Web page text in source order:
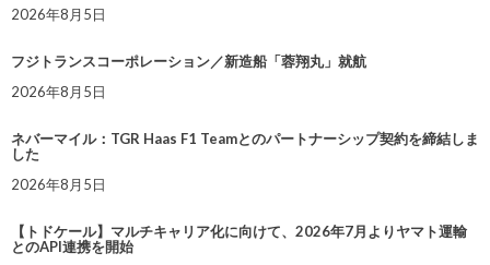
2026年8月5日
フジトランスコーポレーション／新造船「蓉翔丸」就航
2026年8月5日
ネバーマイル：TGR Haas F1 Teamとのパートナーシップ契約を締結しま
した
2026年8月5日
【トドケール】マルチキャリア化に向けて、2026年7月よりヤマト運輸
とのAPI連携を開始